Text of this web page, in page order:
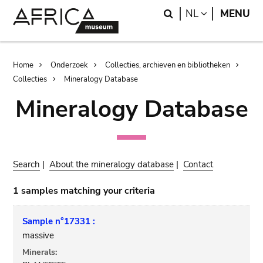
Search
NL LANGUAGE
MENU
Breadcrumb
Home Onderzoek
Collecties, archieven en bibliotheken
Collecties
Mineralogy Database
Mineralogy Database
Search |About the mineralogy database | Contact
1 samples matching your criteria
Sample n°17331 :
massive
Minerals: